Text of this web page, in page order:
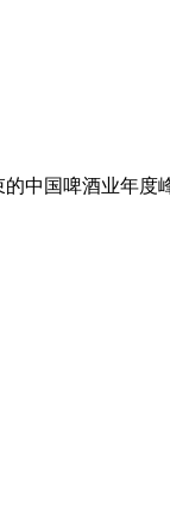
中国啤酒业年度